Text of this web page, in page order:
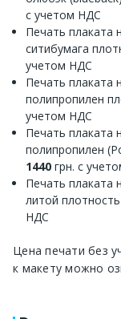
с учетом НДС
Печать плаката
ситибумага
учетом НДС
Печать плаката
полипропилен
учетом НДС
Печать плаката
полипропилен
1440 грн. с
Печать плаката
литой
НДС
Цена печати без
к макету можно